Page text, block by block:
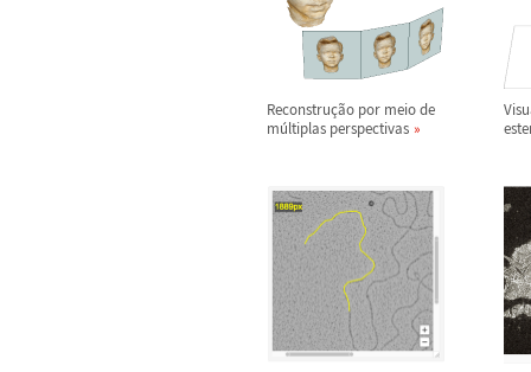
Reconstrução por meio de
múltiplas perspectivas